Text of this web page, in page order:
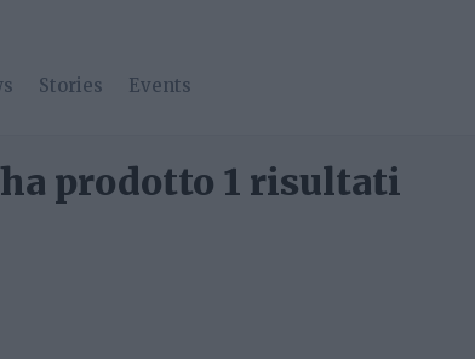
Stories Events
prodotto 1 risultati